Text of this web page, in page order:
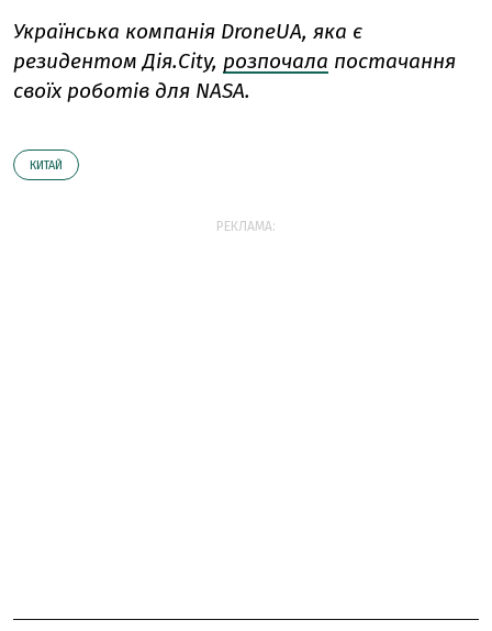
Українська компанія DroneUA, яка є
резидентом Дія.City, розпочала постачання
своїх роботів для NASA.
КИТАЙ
РЕКЛАМА: